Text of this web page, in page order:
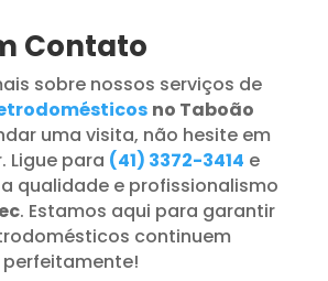
Contato
sobre nossos serviços de
no Taboão
uma visita, não hesite em
Ligue para (41) 3372-3414 e
qualidade e profissionalismo
. Estamos aqui para garantir
continuem